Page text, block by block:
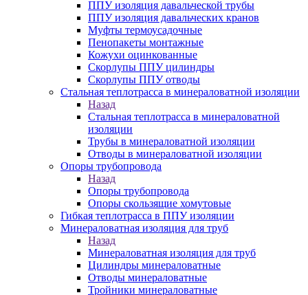
ППУ изоляция давальческой трубы
ППУ изоляция давальческих кранов
Муфты термоусадочные
Пенопакеты монтажные
Кожухи оцинкованные
Скорлупы ППУ цилиндры
Скорлупы ППУ отводы
Стальная теплотрасса в минераловатной изоляции
Назад
Стальная теплотрасса в минераловатной
изоляции
Трубы в минераловатной изоляции
Отводы в минераловатной изоляции
Опоры трубопровода
Назад
Опоры трубопровода
Опоры скользящие хомутовые
Гибкая теплотрасса в ППУ изоляции
Минераловатная изоляция для труб
Назад
Минераловатная изоляция для труб
Цилиндры минераловатные
Отводы минераловатные
Тройники минераловатные